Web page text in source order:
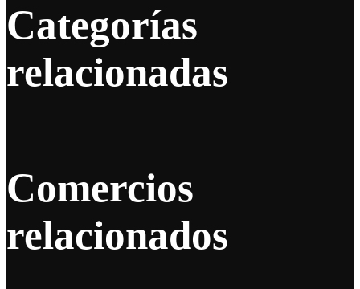
Categorías
relacionadas
Comercios
relacionados